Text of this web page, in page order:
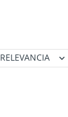
RELEVANCIA 